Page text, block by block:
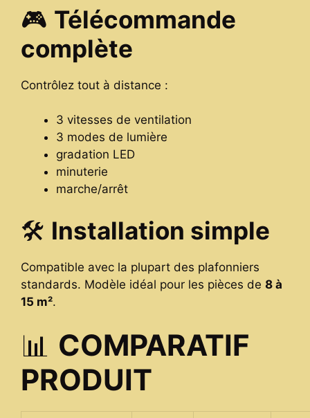
🎮 Télécommande
complète
Contrôlez tout à distance :
3 vitesses de ventilation
3 modes de lumière
gradation LED
minuterie
marche/arrêt
🛠️ Installation simple
Compatible avec la plupart des plafonniers
standards. Modèle idéal pour les pièces de 8 à
15 m².
📊 COMPARATIF
PRODUIT